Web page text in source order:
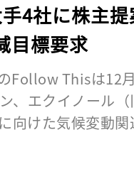
4社に株主
目標要求
Follow Thisは12
、エクイノール
向けた気候変動